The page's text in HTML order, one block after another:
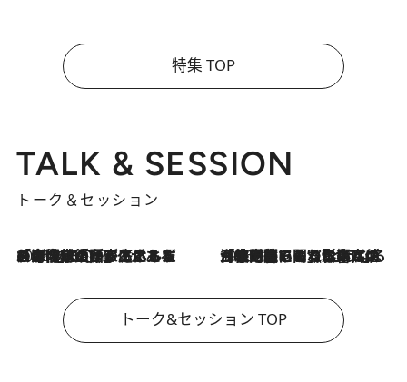
特集 TOP
TALK & SESSION
トーク＆セッション
2026.8.3
「今後値上げがあるとすれば…」「リスクがあるのは今年の冬」エネルギー専門家が語る、ホルムズ海峡封鎖が家庭にもたらす“ある心配” 2026.8.3
「住宅建てられない…」「サーチャージ料の高値が続いている」ホルムズ海峡封鎖による影響はいつまで続く？《エネルギー専門家に聞く“どうなる日本の暮らし”》
トーク&セッション TOP